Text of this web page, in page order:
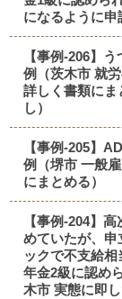
になるように申
【事例-206】
例（茨木市 就
詳しく書類に
し）
【事例-205】
例（堺市 一般
にまとめる）
【事例-204】
めていたが、申
ックで不支給
年金2級に認め
木市 実態に即